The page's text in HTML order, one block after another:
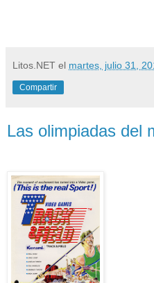
Litos.NET el martes, julio 31,
Compartir
Las olimpiadas del